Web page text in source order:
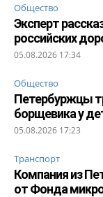
Общество
Эксперт
российских
05.08.2026 17:34
Общество
Петербуржцы
борщевика у
05.08.2026 17:23
Транспорт
Компания из
от Фонда